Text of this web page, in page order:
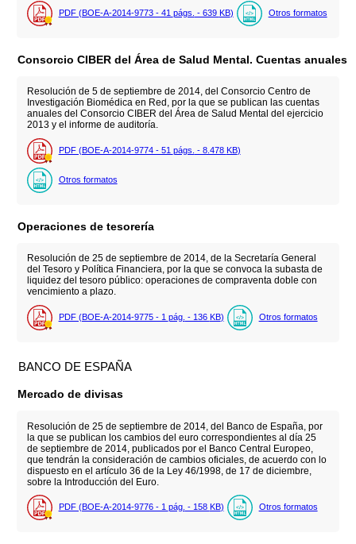
PDF (BOE-A-2014-9773 - 41 págs. - 639 KB) Otros formatos
Consorcio CIBER del Área de Salud Mental. Cuentas anuales
Resolución de 5 de septiembre de 2014, del Consorcio Centro de
Investigación Biomédica en Red, por la que se publican las cuentas
anuales del Consorcio CIBER del Área de Salud Mental del ejercicio
2013 y el informe de auditoría.
PDF (BOE-A-2014-9774 - 51 págs. - 8.478 KB)
Otros formatos
Operaciones de tesorería
Resolución de 25 de septiembre de 2014, de la Secretaría General
del Tesoro y Política Financiera, por la que se convoca la subasta de
liquidez del tesoro público: operaciones de compraventa doble con
vencimiento a plazo.
PDF (BOE-A-2014-9775 - 1 pág. - 136 KB) Otros formatos
BANCO DE ESPAÑA
Mercado de divisas
Resolución de 25 de septiembre de 2014, del Banco de España, por
la que se publican los cambios del euro correspondientes al día 25
de septiembre de 2014, publicados por el Banco Central Europeo,
que tendrán la consideración de cambios oficiales, de acuerdo con lo
dispuesto en el artículo 36 de la Ley 46/1998, de 17 de diciembre,
sobre la Introducción del Euro.
PDF (BOE-A-2014-9776 - 1 pág. - 158 KB) Otros formatos